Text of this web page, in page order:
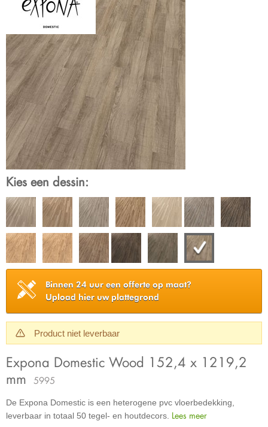
Kies een dessin:
Binnen 24 uur een offerte op maat?
Upload hier uw plattegrond
Product niet leverbaar
Expona Domestic Wood 152,4 x 1219,2
mm
5995
De Expona Domestic is een heterogene pvc vloerbedekking,
leverbaar in totaal 50 tegel- en houtdecors. Lees meer